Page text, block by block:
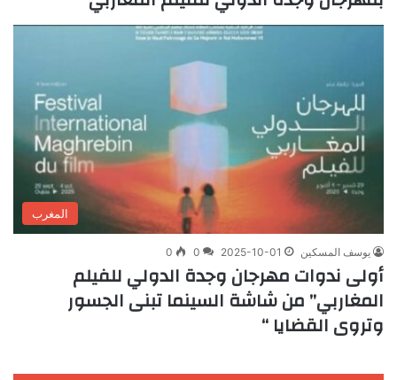
المغرب
يوسف المسكين 2025-10-01
0
0
أولى ندوات مهرجان وجدة الدولي للفيلم
المغاربي” من شاشة السينما تبنى الجسور
وتروى القضايا “